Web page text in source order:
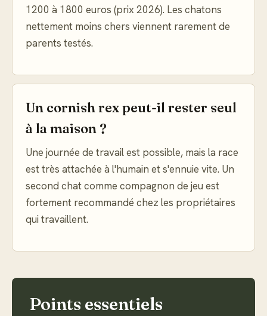
1200 à 1800 euros (prix 2026). Les chatons
nettement moins chers viennent rarement de
parents testés.
Un cornish rex peut-il rester seul
à la maison ?
Une journée de travail est possible, mais la race
est très attachée à l'humain et s'ennuie vite. Un
second chat comme compagnon de jeu est
fortement recommandé chez les propriétaires
qui travaillent.
Points essentiels